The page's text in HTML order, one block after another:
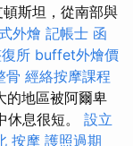
斯坦，從南部與
外燴 記帳士 函
所 buffet外燴價
骨 經絡按摩課程
的地區被阿爾卑
息很短。 設立
按摩 護照過期